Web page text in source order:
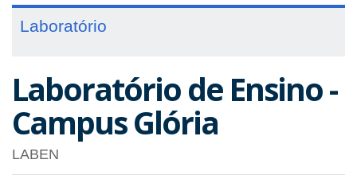
Laboratório
Laboratório de Ensino -
Campus Glória
LABEN